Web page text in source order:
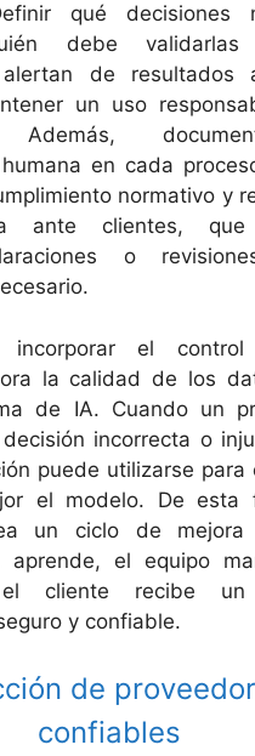
qué decisiones
debe
de resultados
un uso
Además,
en cada
normativo y
ante clientes, que
o
incorporar el control
la calidad de los
de IA. Cuando un
incorrecta o
puede utilizarse para
el modelo. De esta
un ciclo de mejora
el equipo
cliente recibe un
y confiable.
de
confiables